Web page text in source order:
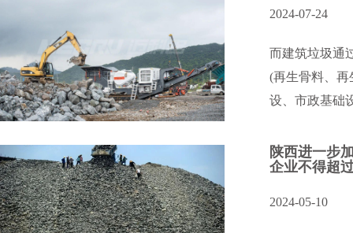
2024-07-24
而建筑垃圾通
(再生骨料、
设、市政基础
陕西进一步
企业不得超
2024-05-10